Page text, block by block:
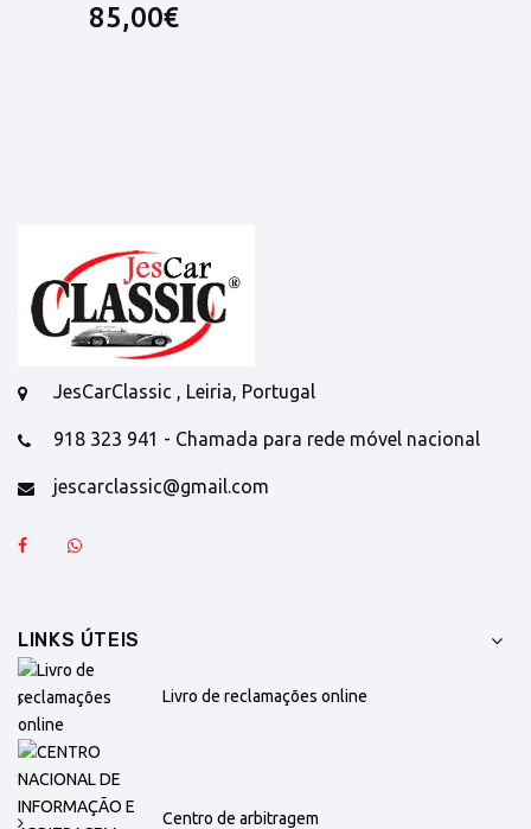
85,00€
JesCarClassic , Leiria, Portugal
918 323 941 - Chamada para rede móvel nacional
jescarclassic@gmail.com
LINKS ÚTEIS
Livro de reclamações online
Centro de arbitragem